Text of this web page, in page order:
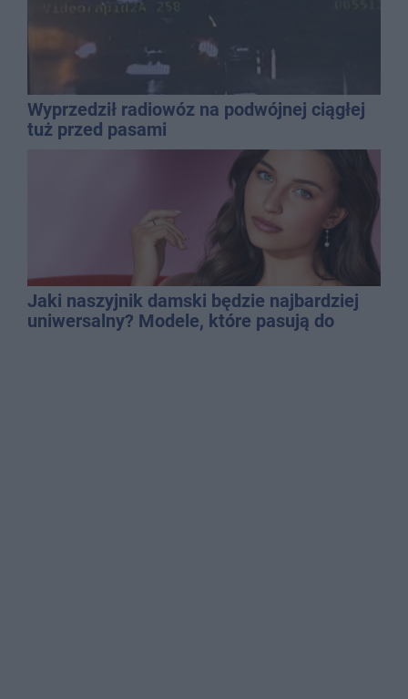
Wyprzedził radiowóz na podwójnej ciągłej
tuż przed pasami
Jaki naszyjnik damski będzie najbardziej
uniwersalny? Modele, które pasują do